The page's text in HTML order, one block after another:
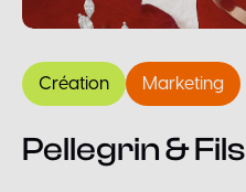
Création Marketing
Pellegrin & Fils